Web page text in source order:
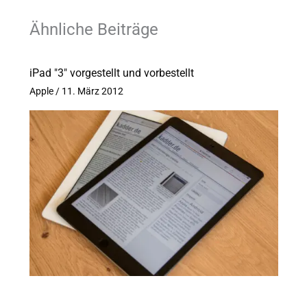
Ähnliche Beiträge
iPad "3" vorgestellt und vorbestellt
Apple/ 11. März 2012